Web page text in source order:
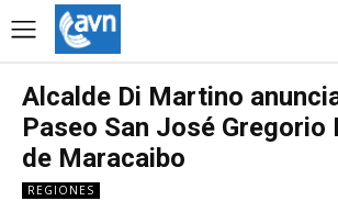
Alcalde Di Martino
Paseo San José Gregorio
de Maracaibo
REGIONES